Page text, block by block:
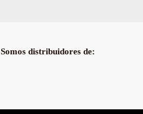
Somos distribuidores de: